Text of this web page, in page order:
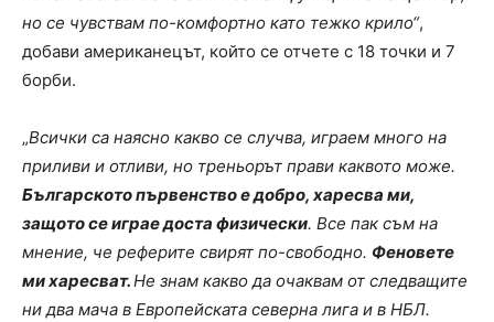
но се чувствам по-комфортно като тежко крило“,
добави американецът, който се отчете с 18 точки и 7
борби.
„Всички са наясно какво се случва, играем много на
приливи и отливи, но треньорът прави каквото може.
Българското първенство е добро, харесва ми,
защото се играе доста физически. Все пак съм на
мнение, че реферите свирят по-свободно. Феновете
ми харесват.Не знам какво да очаквам от следващите
ни два мача в Европейската северна лига и в НБЛ.